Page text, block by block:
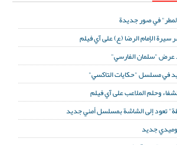
في صور جديدة
الإمام الرضا (ع) على آي فيلم
عرض "سلمان الفارسي"
في مسلسل "حكايات التاكسي"
وحلم الملاعب على آي فيلم
تعود إلى الشاشة بمسلسل أمني جديد
جديد